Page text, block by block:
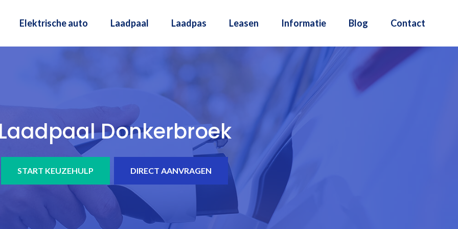
Elektrische auto Laadpaal Laadpas Leasen Informatie Blog Contact
Donkerbroek
START KEUZEHULP DIRECT AANVRAGEN